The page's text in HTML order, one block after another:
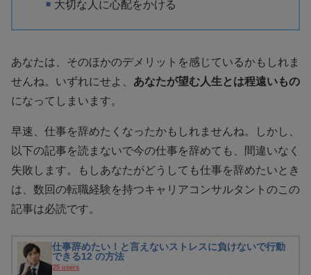
大切な人に心配をかける
あなたは、そのほかのデメリットを感じているかもしれま
せんね。いずれにせよ、 あなたが望む人生とは程遠いもの
になってしまいます。
早速、仕事を辞めたくなったかもしれませんね。しかし、
以下の記事を読まないで今の仕事を辞めても、間違いなく
失敗します。もしあなたがどうしても仕事を辞めたいとき
は、数回の転職経験を持つキャリアコンサルタントのこの
記事は必読です。
仕事辞めたい！と言えないストレスに負けないで行動
できる12 の方法
25 users